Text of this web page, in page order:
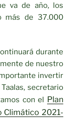
va de año, los
más de 37.000
durante
de nuestro
invertir
secretario
con el Plan
Climático 2021-